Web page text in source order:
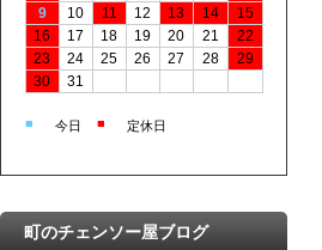
9
10 11 12 13 14
15
16
17 18 19 20 21
22
23
24 25 26 27 28
29
30
31
■ 今日 ■ 定休日
町のチェンソー屋ブログ